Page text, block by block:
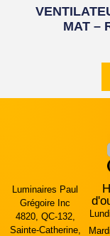
MAT –
Luminaires Paul
Grégoire Inc
4820, QC-132,
Sainte-Catherine,